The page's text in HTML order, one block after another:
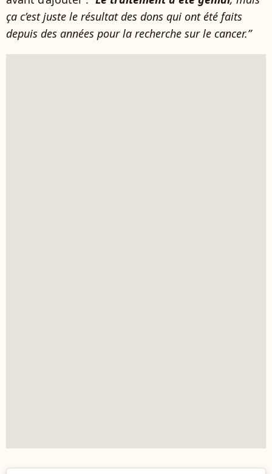
ça c’est juste le résultat des dons qui ont été faits
depuis des années pour la recherche sur le cancer.”